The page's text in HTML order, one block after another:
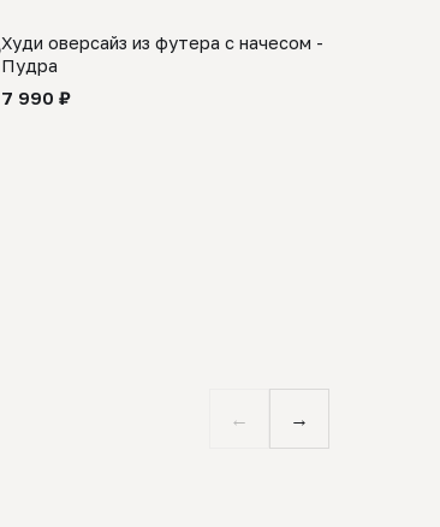
Худи оверсайз из футера с начесом -
Пудра
7 990 ₽
← →